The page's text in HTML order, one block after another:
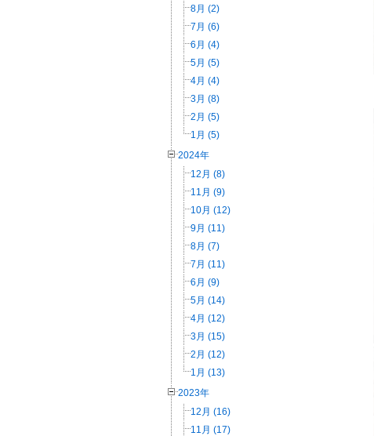
8月 (2)
7月 (6)
6月 (4)
5月 (5)
4月 (4)
3月 (8)
2月 (5)
1月 (5)
2024年
12月 (8)
11月 (9)
10月 (12)
9月 (11)
8月 (7)
7月 (11)
6月 (9)
5月 (14)
4月 (12)
3月 (15)
2月 (12)
1月 (13)
2023年
12月 (16)
11月 (17)